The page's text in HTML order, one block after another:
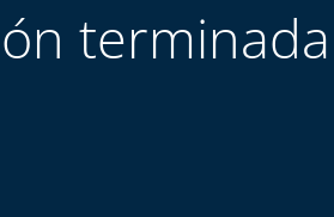
terminada